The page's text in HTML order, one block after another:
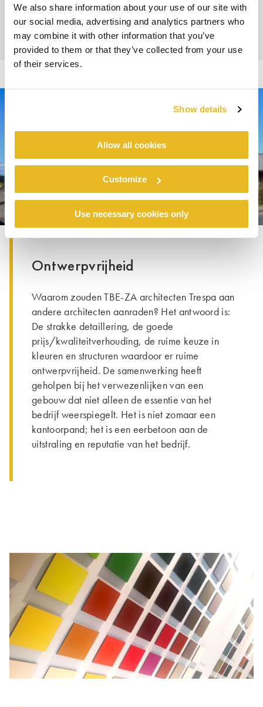
We also share information about your use of our site with
our social media, advertising and analytics partners who
may combine it with other information that you’ve
provided to them or that they’ve collected from your use
of their services.
Show details
Allow all cookies
Customize
Use necessary cookies only
Ontwerpvrijheid
Waarom zouden TBE-ZA architecten Trespa aan
andere architecten aanraden? Het antwoord is:
De strakke detaillering, de goede
prijs/kwaliteitverhouding, de ruime keuze in
kleuren en structuren waardoor er ruime
ontwerpvrijheid. De samenwerking heeft
geholpen bij het verwezenlijken van een
gebouw dat niet alleen de essentie van het
bedrijf weerspiegelt. Het is niet zomaar een
kantoorpand; het is een eerbetoon aan de
uitstraling en reputatie van het bedrijf.